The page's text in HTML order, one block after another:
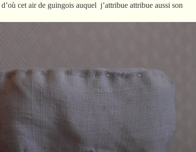
cet air de guingois auquel j’attribue attribue aussi son